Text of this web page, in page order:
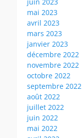
mai 2023
avril 2023
mars 2023
janvier 2023
décembre 2022
novembre 2022
octobre 2022
septembre 2022
août 2022
juillet 2022
juin 2022
mai 2022